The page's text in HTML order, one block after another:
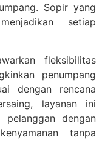
Sopir yang
setiap
fleksibilitas
penumpang
dengan rencana
layanan ini
dengan
tanpa